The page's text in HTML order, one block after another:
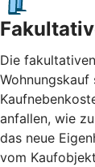
Die
anfallen, wie
das neue
vom